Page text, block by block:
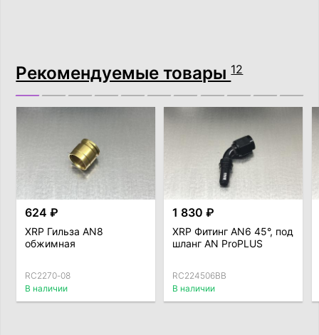
Рекомендуемые товары12
624 ₽
XRP Гильза AN8
обжимная
RC2270-08
В наличии
1 830 ₽
XRP Фитинг AN6 45°, под
шланг AN ProPLUS
RC224506BB
В наличии